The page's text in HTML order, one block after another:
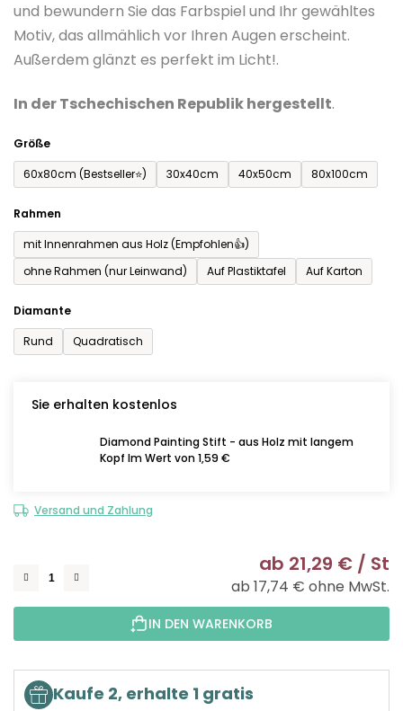
und bewundern Sie das Farbspiel und Ihr gewähltes
Motiv, das allmählich vor Ihren Augen erscheint.
Außerdem glänzt es perfekt im Licht!.
In der Tschechischen Republik hergestellt.
Größe
60x80cm (Bestseller⭐)
30x40cm 40x50cm 80x100cm
Rahmen
mit Innenrahmen aus Holz (Empfohlen👍)
ohne Rahmen (nur Leinwand)
Auf Plastiktafel Auf Karton
Diamante
Rund
Quadratisch
Sie erhalten kostenlos
Diamond Painting Stift - aus Holz mit langem
Kopf Im Wert von 1,59 €
Versand und Zahlung
ab 21,29 € / St
ab 17,74 € ohne MwSt.
IN DEN WARENKORB
Kaufe 2, erhalte 1 gratis